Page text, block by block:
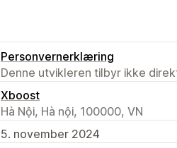
Personvernerklæring
Denne utvikleren tilbyr ikke
Xboost
Hà Nội, Hà nội, 100000, VN
5. november 2024